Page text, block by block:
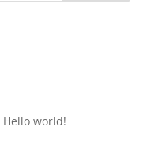
Hello world!